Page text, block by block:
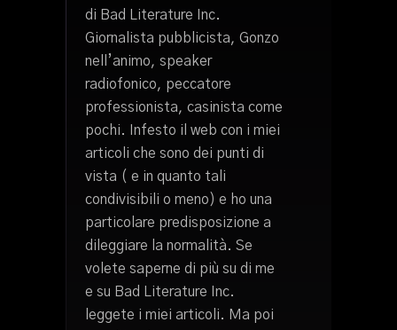
di Bad Literature Inc.
Giornalista pubblicista, Gonzo
nell’animo, speaker
radiofonico, peccatore
professionista, casinista come
pochi. Infesto il web con i miei
articoli che sono dei punti di
vista ( e in quanto tali
condivisibili o meno) e ho una
particolare predisposizione a
dileggiare la normalità. Se
volete saperne di più su di me
e su Bad Literature Inc.
leggete i miei articoli. Ma poi